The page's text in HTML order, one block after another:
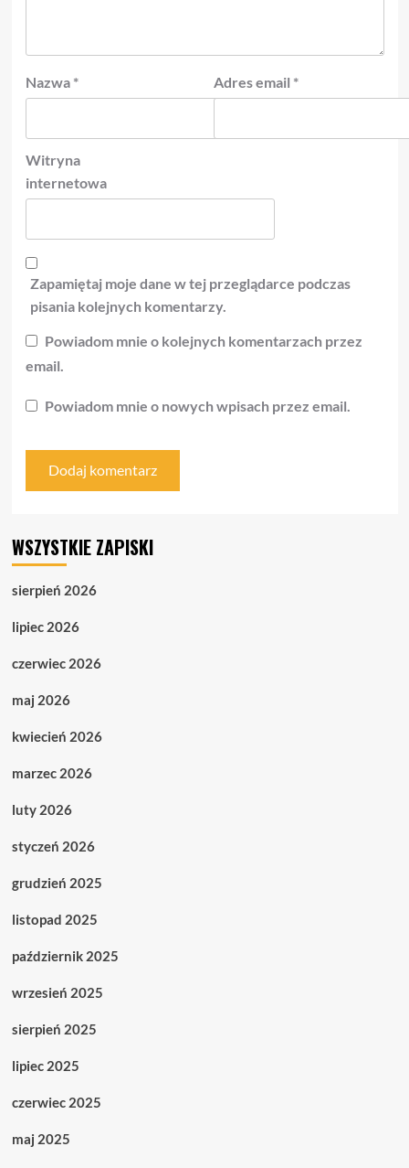
Nazwa * Adres email *
Witryna
internetowa
Zapamiętaj moje dane w tej przeglądarce podczas
pisania kolejnych komentarzy.
Powiadom mnie o kolejnych komentarzach przez
email.
Powiadom mnie o nowych wpisach przez email.
WSZYSTKIE ZAPISKI
sierpień 2026
lipiec 2026
czerwiec 2026
maj 2026
kwiecień 2026
marzec 2026
luty 2026
styczeń 2026
grudzień 2025
listopad 2025
październik 2025
wrzesień 2025
sierpień 2025
lipiec 2025
czerwiec 2025
maj 2025